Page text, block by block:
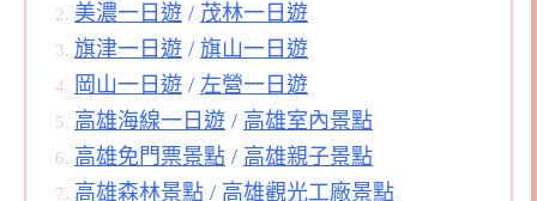
美濃一日遊 / 茂林一日遊
旗津一日遊 / 旗山一日遊
岡山一日遊 / 左營一日遊
高雄海線一日遊 / 高雄室內景點
高雄免門票景點 / 高雄親子景點
高雄森林景點 / 高雄觀光工廠景點